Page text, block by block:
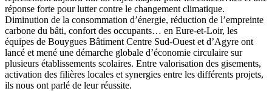
réponse forte pour lutter contre le changement climatique.
Diminution de la consommation d’énergie, réduction de l’empreinte
carbone du bâti, confort des occupants… en Eure-et-Loir, les
équipes de Bouygues Bâtiment Centre Sud-Ouest et d’Agyre ont
lancé et mené une démarche globale d’économie circulaire sur
plusieurs établissements scolaires. Entre valorisation des gisements,
activation des filières locales et synergies entre les différents projets,
ils nous ont parlé de leur réussite.